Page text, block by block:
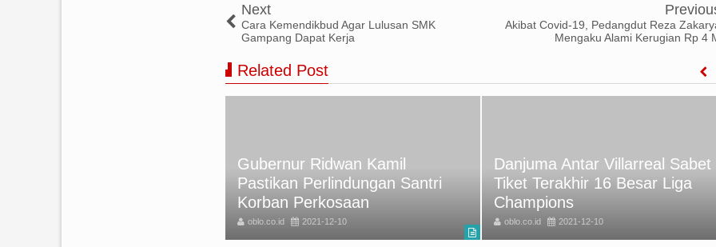
Next
Cara Kemendikbud Agar Lulusan SMK
Gampang Dapat Kerja
Akibat Covid-19, Pedangdut Reza
Mengaku Alami Kerugian Rp 4
Related Post
Gubernur Ridwan Kamil
Pastikan Perlindungan Santri
Korban Perkosaan
oblo.co.id 2021-12-10
Danjuma Antar Villarreal Sabet
Tiket Terakhir 16 Besar Liga
Champions
oblo.co.id 2021-12-10